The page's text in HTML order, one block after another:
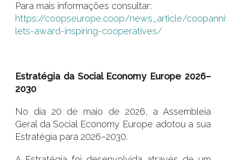
Para mais informações consultar:
https://coopseurope.coop/news_article/
lets-award-inspiring-cooperatives/
Estratégia da Social Economy Europe 2026–
2030
No dia 20 de maio de 2026, a Assembleia
Geral da Social Economy Europe adotou a sua
Estratégia para 2026–2030.